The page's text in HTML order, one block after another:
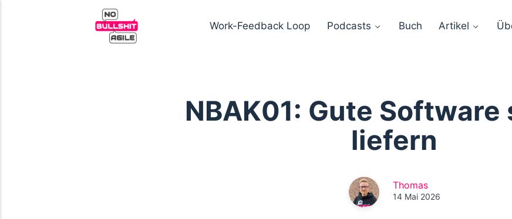
Work-Feedback Loop Podcasts Buch Artikel
NBAK01: Gute Software
liefern
Thomas
14 Mai 2026